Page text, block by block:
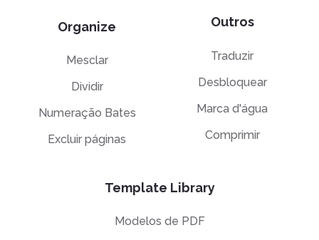
Organize
Mesclar
Dividir
Numeração Bates
Excluir páginas
Outros
Traduzir
Desbloquear
Marca d'água
Comprimir
Template Library
Modelos de PDF